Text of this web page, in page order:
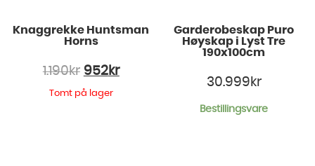
Knaggrekke Huntsman
Horns
1.190kr 952kr
Tomt på lager
Garderobeskap Puro
Høyskap i Lyst Tre
190x100cm
30.999 kr
Bestillingsvare